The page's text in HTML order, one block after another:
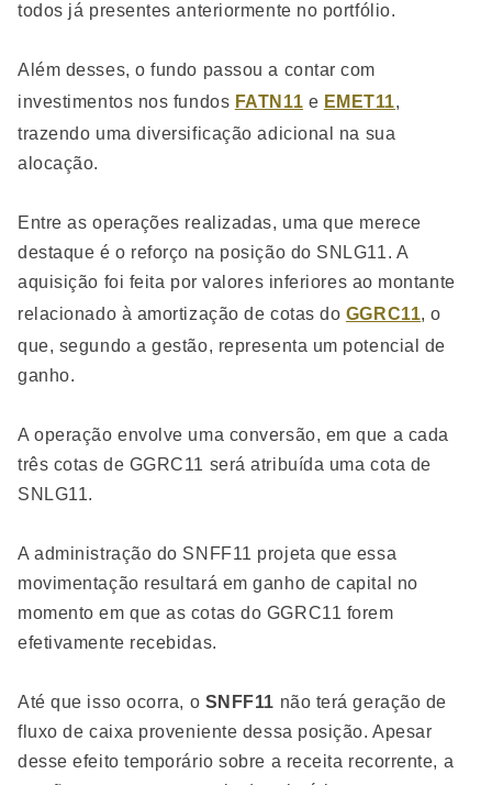
todos já presentes anteriormente no portfólio.
Além desses, o fundo passou a contar com
investimentos nos fundos FATN11 e EMET11,
trazendo uma diversificação adicional na sua
alocação.
Entre as operações realizadas, uma que merece
destaque é o reforço na posição do SNLG11. A
aquisição foi feita por valores inferiores ao montante
relacionado à amortização de cotas do GGRC11, o
que, segundo a gestão, representa um potencial de
ganho.
A operação envolve uma conversão, em que a cada
três cotas de GGRC11 será atribuída uma cota de
SNLG11.
A administração do SNFF11 projeta que essa
movimentação resultará em ganho de capital no
momento em que as cotas do GGRC11 forem
efetivamente recebidas.
Até que isso ocorra, o SNFF11 não terá geração de
fluxo de caixa proveniente dessa posição. Apesar
desse efeito temporário sobre a receita recorrente, a